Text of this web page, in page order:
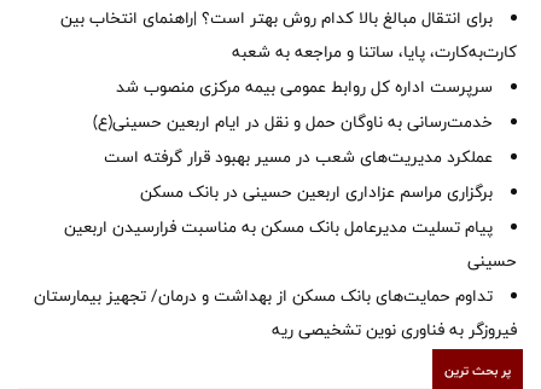
برای انتقال مبالغ بالا کدام روش بهتر است؟ |راهنمای انتخاب بین
کارت‌به‌کارت، پایا، ساتنا و مراجعه به شعبه
سرپرست اداره کل روابط عمومی بیمه مرکزی منصوب شد
خدمت‌رسانی به ناوگان حمل و نقل در ایام اربعین حسینی(ع)
عملکرد مدیریت‌های شعب در مسیر بهبود قرار گرفته است
برگزاری مراسم عزاداری اربعین حسینی در بانک مسکن
پیام تسلیت مدیرعامل بانک مسکن به مناسبت فرارسیدن اربعین
حسینی
تداوم حمایت‌های بانک مسکن از بهداشت و درمان/ تجهیز بیمارستان
فیروزگر به فناوری نوین تشخیصی ریه
پر بحث ترین